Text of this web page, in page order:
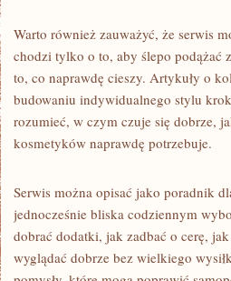
Warto również zauważyć, że serwis
chodzi tylko o to, aby ślepo podążać
to, co naprawdę cieszy. Artykuły o
budowaniu indywidualnego stylu
rozumieć, w czym czuje się dobrze,
kosmetyków naprawdę potrzebuje.
Serwis można opisać jako poradnik
jednocześnie bliska codziennym
dobrać dodatki, jak zadbać o cerę,
wyglądać dobrze bez wielkiego